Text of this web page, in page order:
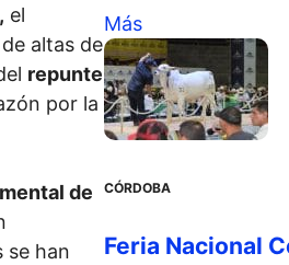
el
altas de
repunte
por la
de
se han
Más
CÓRDOBA
Feria Nacional